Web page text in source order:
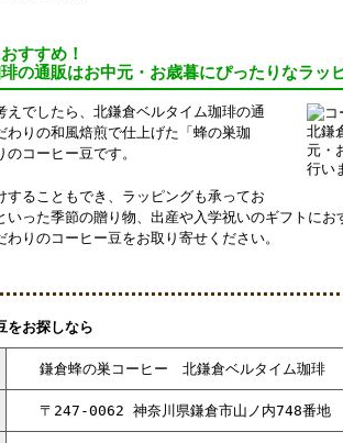
すすめ！
の通販はお中元・お歳暮にぴったりなラッ
えでしたら、北鎌倉ベルタイム珈琲の通
わりの和風焙煎で仕上げた「蜂の巣珈
コーヒー豆です。
ることもでき、 ラッピングも承ってお
いった季節の贈り物、出産や入学祝いのギフトにお
りのコーヒー豆をお取り寄せください。
をお探しなら
鎌倉蜂の巣コーヒー 北鎌倉ベルタイム珈琲
〒247-0062 神奈川県鎌倉市山ノ内748番地